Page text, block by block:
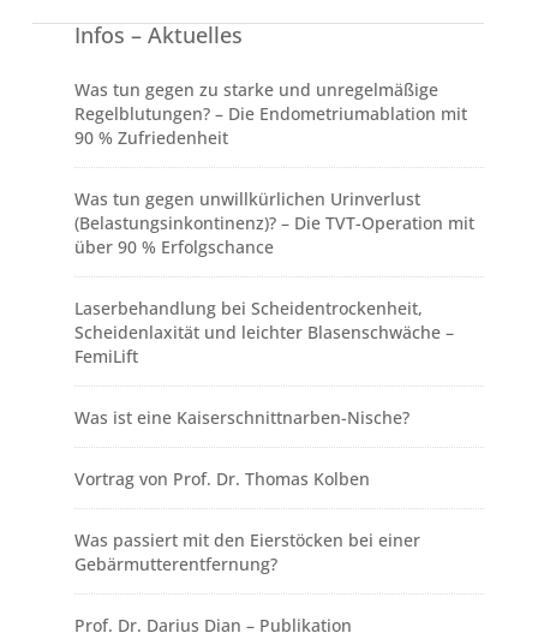
Infos – Aktuelles
Was tun gegen zu starke und unregelmäßige
Regelblutungen? – Die Endometriumablation mit
90 % Zufriedenheit
Was tun gegen unwillkürlichen Urinverlust
(Belastungsinkontinenz)? – Die TVT-Operation mit
über 90 % Erfolgschance
Laserbehandlung bei Scheidentrockenheit,
Scheidenlaxität und leichter Blasenschwäche –
FemiLift
Was ist eine Kaiserschnittnarben-Nische?
Vortrag von Prof. Dr. Thomas Kolben
Was passiert mit den Eierstöcken bei einer
Gebärmutterentfernung?
Prof. Dr. Darius Dian – Publikation